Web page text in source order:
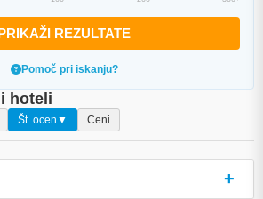
REZULTATE
Pomoč pri iskanju?
hoteli
Št. ocen ▼ Ceni
+